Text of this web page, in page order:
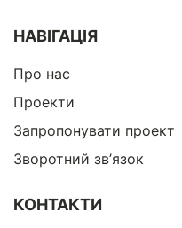
НАВІГАЦІЯ
Про нас
Проекти
Запропонувати проект
Зворотний зв’язок
КОНТАКТИ